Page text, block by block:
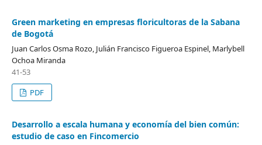
Green marketing en empresas floricultoras de la Sabana
de Bogotá
Juan Carlos Osma Rozo, Julián Francisco Figueroa Espinel, Marlybell
Ochoa Miranda
41-53
PDF
Desarrollo a escala humana y economía del bien común:
estudio de caso en Fincomercio